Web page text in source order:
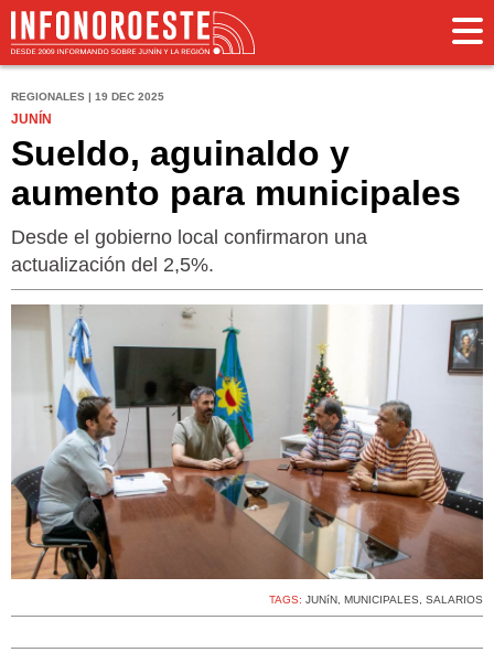
REGIONALES | 19 DEC 2025
JUNÍN
Sueldo, aguinaldo y
aumento para municipales
Desde el gobierno local confirmaron una
actualización del 2,5%.
TAGS: JUNíN, MUNICIPALES, SALARIOS